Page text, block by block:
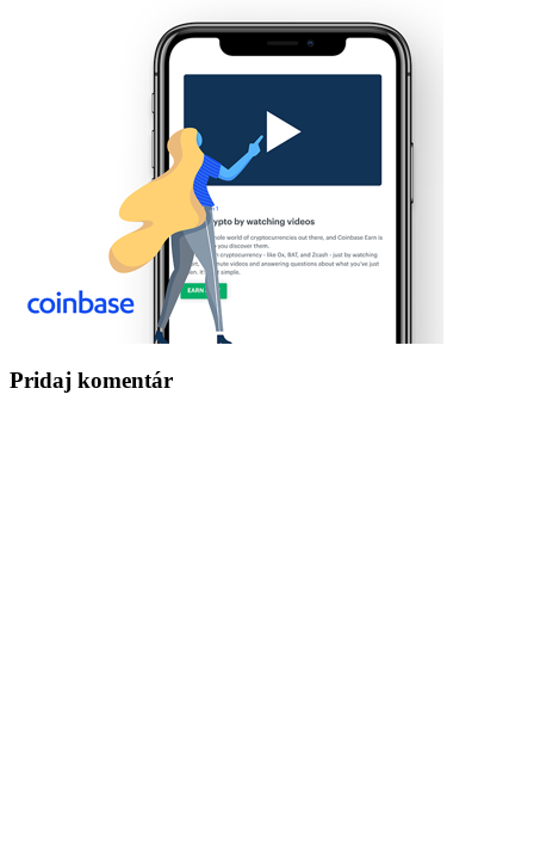
Pridaj komentár